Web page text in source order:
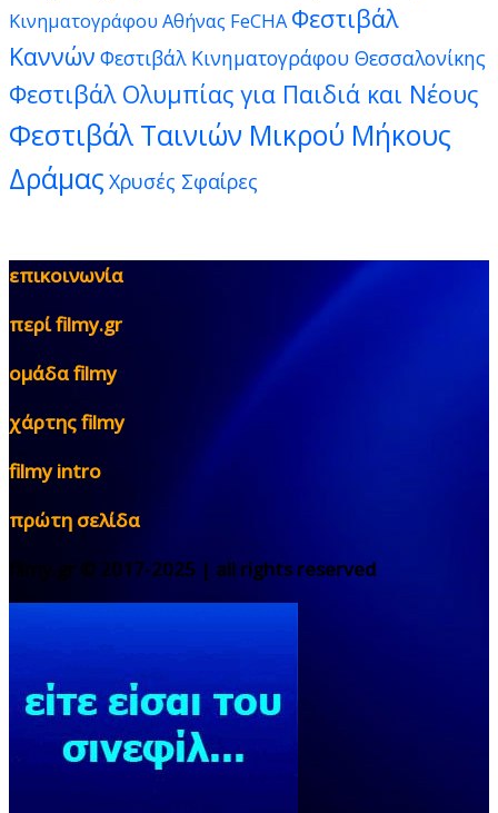
Κινηματογράφου Αθήνας FeCHA Φεστιβάλ
Καννών Φεστιβάλ Κινηματογράφου Θεσσαλονίκης
Φεστιβάλ Ολυμπίας για Παιδιά και Νέους
Φεστιβάλ Ταινιών Μικρού Μήκους
Δράμας Χρυσές Σφαίρες
επικοινωνία
περί filmy.gr
ομάδα filmy
χάρτης filmy
filmy intro
πρώτη σελίδα
filmy.gr © 2017-2025 | all rights reserved